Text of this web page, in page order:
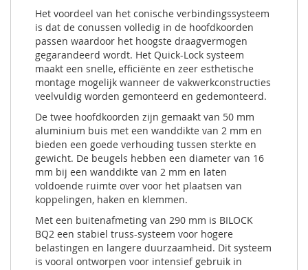
Het voordeel van het conische verbindingssysteem
is dat de conussen volledig in de hoofdkoorden
passen waardoor het hoogste draagvermogen
gegarandeerd wordt. Het Quick-Lock systeem
maakt een snelle, efficiënte en zeer esthetische
montage mogelijk wanneer de vakwerkconstructies
veelvuldig worden gemonteerd en gedemonteerd.
De twee hoofdkoorden zijn gemaakt van 50 mm
aluminium buis met een wanddikte van 2 mm en
bieden een goede verhouding tussen sterkte en
gewicht. De beugels hebben een diameter van 16
mm bij een wanddikte van 2 mm en laten
voldoende ruimte over voor het plaatsen van
koppelingen, haken en klemmen.
Met een buitenafmeting van 290 mm is BILOCK
BQ2 een stabiel truss-systeem voor hogere
belastingen en langere duurzaamheid. Dit systeem
is vooral ontworpen voor intensief gebruik in